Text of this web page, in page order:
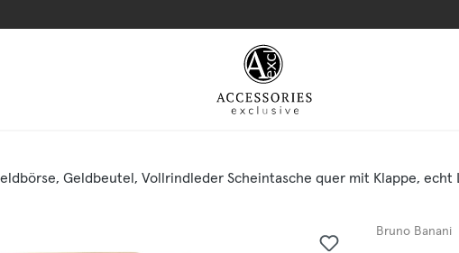
Geldbeutel, Vollrindleder Scheintasche quer mit Klappe, echt
Bruno Banani